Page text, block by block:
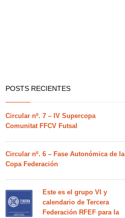
POSTS RECIENTES
Circular nº. 7 – IV Supercopa
Comunitat FFCV Futsal
Circular nº. 6 – Fase Autonómica de la
Copa Federación
Este es el grupo VI y
calendario de Tercera
Federación RFEF para la